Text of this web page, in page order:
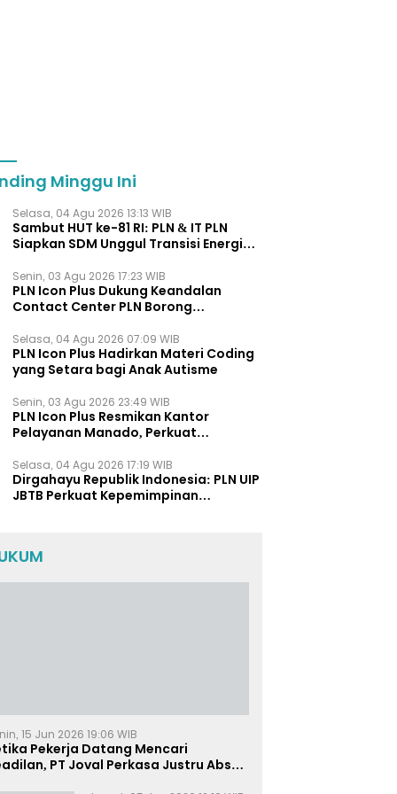
Minggu Ini
Selasa, 04 Agu 2026 13:13 WIB
Sambut HUT ke-81 RI: PLN & IT PLN
Siapkan SDM Unggul Transisi Energi
bagi Siswa SMA
Senin, 03 Agu 2026 17:23 WIB
PLN Icon Plus Dukung Keandalan
Contact Center PLN Borong
Selasa, 04 Agu 2026 07:09 WIB
PLN Icon Plus Hadirkan Materi Coding
yang Setara bagi Anak Autisme
Senin, 03 Agu 2026 23:49 WIB
PLN Icon Plus Resmikan Kantor
Pelayanan Manado, Perkuat
Selasa, 04 Agu 2026 17:19 WIB
Dirgahayu Republik Indonesia: PLN UIP
JBTB Perkuat Kepemimpinan
15 Jun 2026 19:06 WIB
Pekerja Datang Mencari
PT Joval Perkasa Justru Absen